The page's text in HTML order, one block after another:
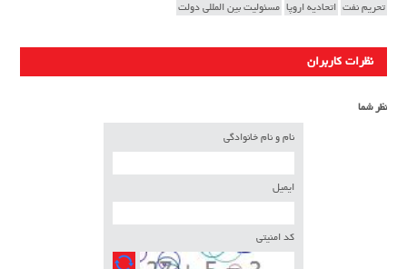
تحريم نفت اتحاديه اروپا مسئوليت بين المللي دولت
نظرات کاربران
نظر شما
نام و نام خانوادگی
ایمیل
کد امنیتی